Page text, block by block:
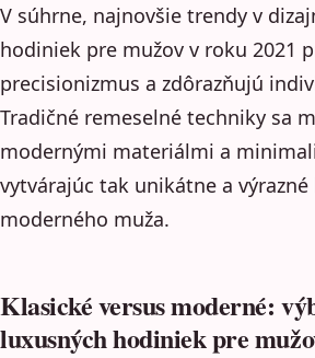
V súhrne, najnovšie trendy v
hodiniek pre mužov v roku 2021
precisionizmus a zdôrazňujú
Tradičné remeselné techniky sa
modernými materiálmi a
vytvárajúc tak unikátne a
moderného muža.
Klasické versus moderné:
luxusných hodiniek pre